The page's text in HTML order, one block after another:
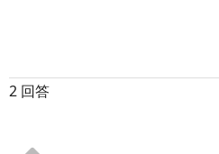
2 回答